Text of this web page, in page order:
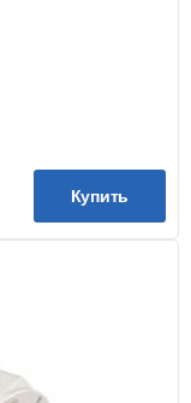
Купить